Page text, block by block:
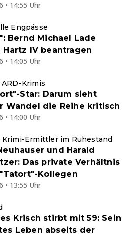
• 14:55 Uhr
Engpässe
Bernd Michael Lade
Hartz IV beantragen
• 14:05 Uhr
Krimis
Star: Darum sieht
Wandel die Reihe kritisch
• 14:00 Uhr
Krimi-Ermittler im Ruhestand
und Harald
Das private Verhältnis
Kollegen
• 13:55 Uhr
Krisch stirbt mit 59: Sein
Leben abseits der